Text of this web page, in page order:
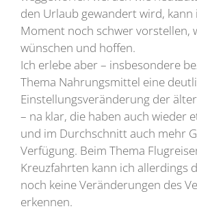
den Urlaub gewandert wird, kann
Moment noch schwer vorstellen,
wünschen und hoffen.
Ich erlebe aber – insbesondere
Thema Nahrungsmittel eine
Einstellungsveränderung der
– na klar, die haben auch wieder
und im Durchschnitt auch mehr
Verfügung. Beim Thema
Kreuzfahrten kann ich allerdings
noch keine Veränderungen des
erkennen.